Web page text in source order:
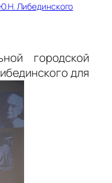
Либединского
городской
для